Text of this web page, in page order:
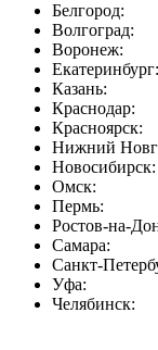
Белгород:
Волгоград:
Воронеж:
Екатеринбург:
Казань:
Краснодар:
Красноярск:
Нижний
Новосибирск:
Омск:
Пермь:
Ростов-на-
Самара:
Санкт-
Уфа:
Челябинск: